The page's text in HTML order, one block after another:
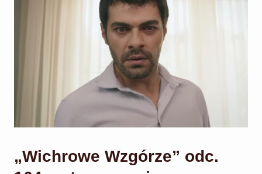
„Wichrowe Wzgórze” odc.